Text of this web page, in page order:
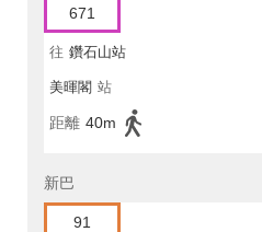
671
往 鑽石山站
美暉閣 站
距離 40m
新巴
91